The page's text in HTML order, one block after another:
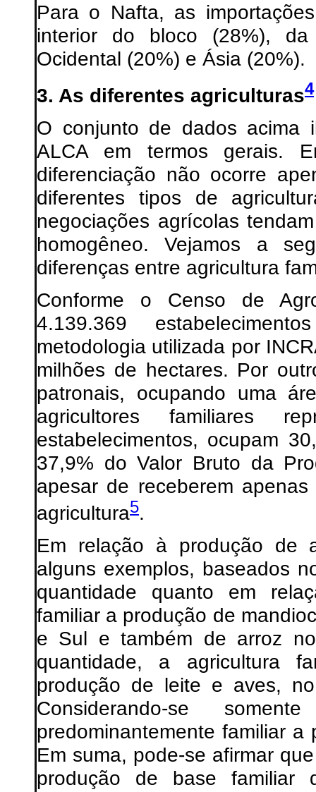
Para o Nafta, as
interior do bloco (28%),
Ocidental (20%) e Ásia (20%).
3. As diferentes agriculturas4
O conjunto de dados acima
ALCA em termos gerais.
diferenciação não ocorre
diferentes tipos de
negociações agrícolas
homogêneo. Vejamos a
diferenças entre agricultura
Conforme o Censo de
4.139.369
metodologia utilizada por
milhões de hectares. Por
patronais, ocupando uma
agricultores familiares
estabelecimentos, ocupam
37,9% do Valor Bruto da
apesar de receberem
agricultura5.
Em relação à produção de
alguns exemplos, baseados
quantidade quanto em
familiar a produção de
e Sul e também de arroz
quantidade, a agricultura
produção de leite e aves,
Considerando-se
predominantemente familiar
Em suma, pode-se afirmar
produção de base